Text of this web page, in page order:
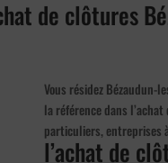
de clôtures
Vous résidez Bézaudun-
la référence dans
particuliers, entreprises
l’achat de